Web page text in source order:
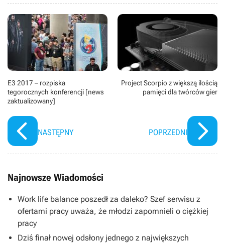
E3 2017 – rozpiska
tegorocznych konferencji [news
zaktualizowany]
NASTĘPNY
Project Scorpio z większą ilością
pamięci dla twórców gier
POPRZEDNI
Najnowsze Wiadomości
Work life balance poszedł za daleko? Szef serwisu z
ofertami pracy uważa, że młodzi zapomnieli o ciężkiej
pracy
Dziś finał nowej odsłony jednego z największych